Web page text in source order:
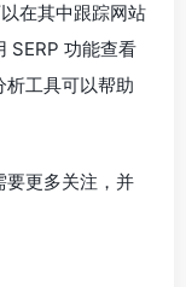
在其中跟踪网站
SERP 功能查看
工具可以帮助
要更多关注，并